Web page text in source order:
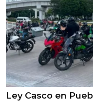
Ley Casco en